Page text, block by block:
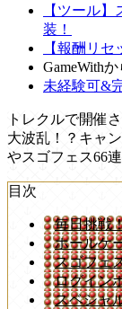
【ツール
装！
【報酬リ
GameWith
未経験可&
トレクルで開催
大波乱！？キャ
やスゴフェス66
目次
毎日挑戦
ホールケ
スゴフェ
ログイン
スベシャ